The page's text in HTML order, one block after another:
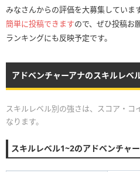
みなさんからの評価を大募集しています
簡単に投稿できますので、ぜひ投稿お
ランキングにも反映予定です。
アドベンチャーアナのスキルレベ
スキルレベル別の強さは、スコア・コ
なります。
スキルレベル1~2のアドベンチャ